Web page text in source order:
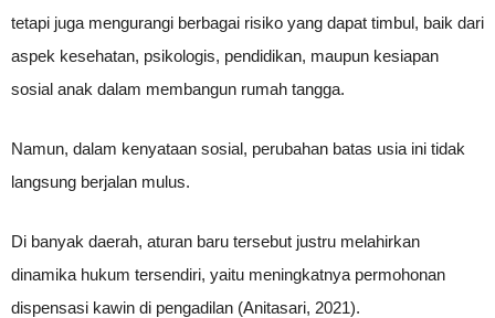
tetapi juga mengurangi berbagai risiko yang dapat timbul, baik dari
aspek kesehatan, psikologis, pendidikan, maupun kesiapan
sosial anak dalam membangun rumah tangga.
Namun, dalam kenyataan sosial, perubahan batas usia ini tidak
langsung berjalan mulus.
Di banyak daerah, aturan baru tersebut justru melahirkan
dinamika hukum tersendiri, yaitu meningkatnya permohonan
dispensasi kawin di pengadilan (Anitasari, 2021).